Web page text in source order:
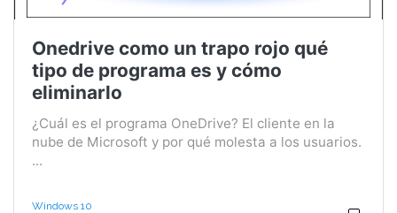
Onedrive como un trapo rojo qué
tipo de programa es y cómo
eliminarlo
¿Cuál es el programa OneDrive? El cliente en la
nube de Microsoft y por qué molesta a los usuarios.
...
Windows 10